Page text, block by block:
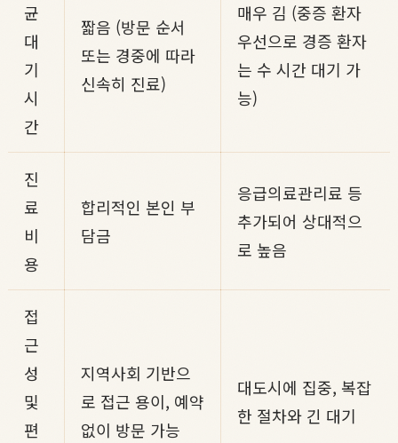
균
대
기
시
간
짧음 (방문 순서
또는 경중에 따라
신속히 진료)
매우 김 (중증 환자
우선으로 경증 환자
는 수 시간 대기 가
능)
진
료
비
용
합리적인 본인 부
담금
응급의료관리료 등
추가되어 상대적으
로 높음
접
근
성
및
편
지역사회 기반으
로 접근 용이, 예약
없이 방문 가능
대도시에 집중, 복잡
한 절차와 긴 대기